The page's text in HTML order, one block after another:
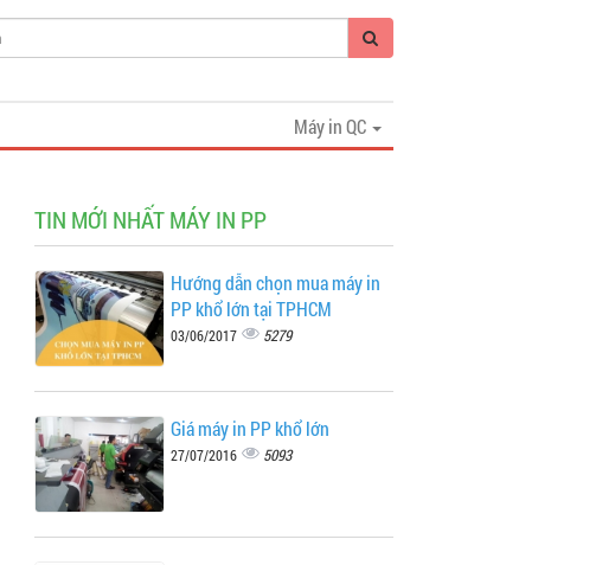
Máy in QC
TIN MỚI NHẤT MÁY IN PP
Hướng dẫn chọn mua máy in
PP khổ lớn tại TPHCM
03/06/2017 5279
Giá máy in PP khổ lớn
27/07/2016 5093